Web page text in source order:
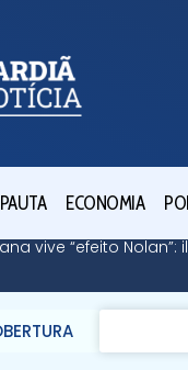
ECONOMIA
vive “efeito